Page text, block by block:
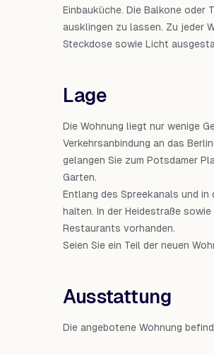
Einbauküche. Die Balkone oder
ausklingen zu lassen. Zu jeder
Steckdose sowie Licht
Lage
Die Wohnung liegt nur wenige
Verkehrsanbindung an das
gelangen Sie zum Potsdamer
Garten.
Entlang des Spreekanals und
halten. In der Heidestraße
Restaurants vorhanden.
Seien Sie ein Teil der neuen
Ausstattung
Die angebotene Wohnung